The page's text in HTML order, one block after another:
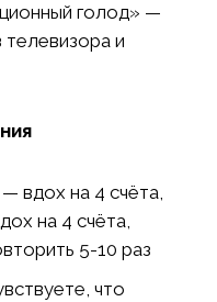
голод» —
и
— вдох на 4 счёта,
на 4 счёта,
5-10 раз
что